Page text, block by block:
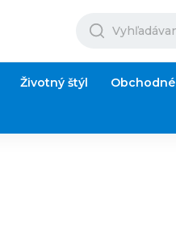
Životný štýl Obchodné